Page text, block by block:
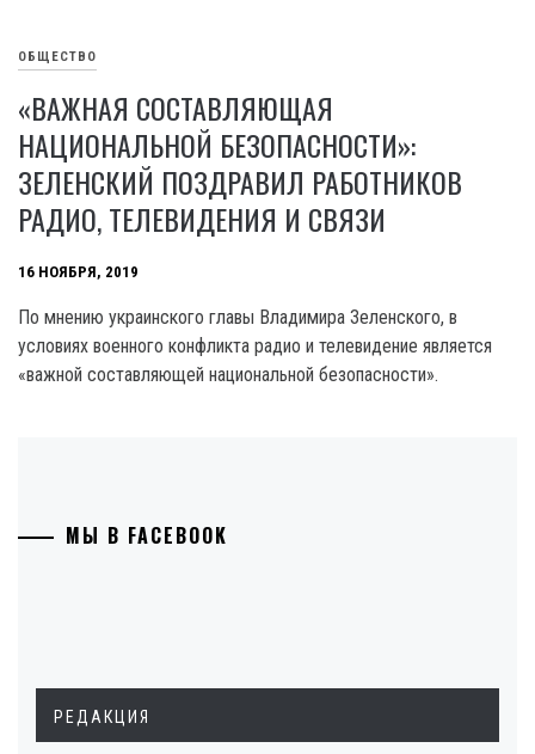
ОБЩЕСТВО
«ВАЖНАЯ СОСТАВЛЯЮЩАЯ
НАЦИОНАЛЬНОЙ БЕЗОПАСНОСТИ»:
ЗЕЛЕНСКИЙ ПОЗДРАВИЛ РАБОТНИКОВ
РАДИО, ТЕЛЕВИДЕНИЯ И СВЯЗИ
16 НОЯБРЯ, 2019
По мнению украинского главы Владимира Зеленского, в
условиях военного конфликта радио и телевидение является
«важной составляющей национальной безопасности».
МЫ В FACEBOOK
РЕДАКЦИЯ